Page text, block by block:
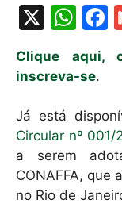
X
W
at
A
p
p
F
c
o
o
k
Clique aqui,
inscreva-se.
Já está
Circular nº 001/
a serem
CONAFFA, que
no Rio de